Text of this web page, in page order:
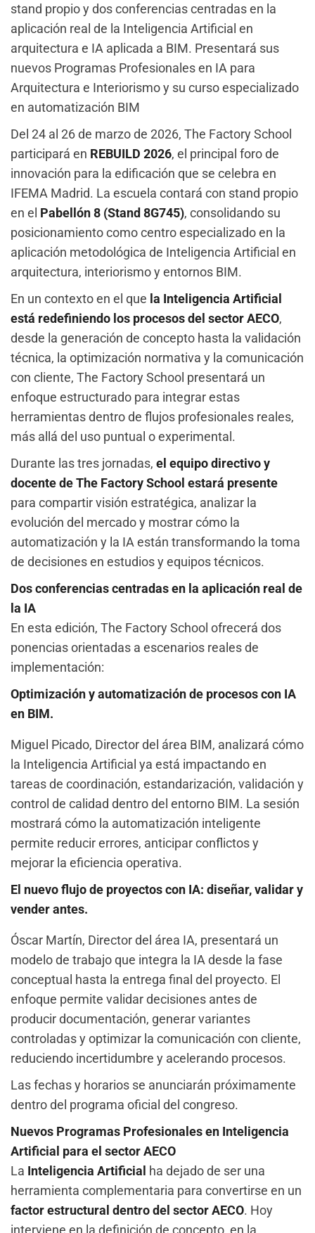
stand propio y dos conferencias centradas en la
aplicación real de la Inteligencia Artificial en
arquitectura e IA aplicada a BIM. Presentará sus
nuevos Programas Profesionales en IA para
Arquitectura e Interiorismo y su curso especializado
en automatización BIM
Del 24 al 26 de marzo de 2026, The Factory School
participará en REBUILD 2026, el principal foro de
innovación para la edificación que se celebra en
IFEMA Madrid. La escuela contará con stand propio
en el Pabellón 8 (Stand 8G745), consolidando su
posicionamiento como centro especializado en la
aplicación metodológica de Inteligencia Artificial en
arquitectura, interiorismo y entornos BIM.
En un contexto en el que la Inteligencia Artificial
está redefiniendo los procesos del sector AECO,
desde la generación de concepto hasta la validación
técnica, la optimización normativa y la comunicación
con cliente, The Factory School presentará un
enfoque estructurado para integrar estas
herramientas dentro de flujos profesionales reales,
más allá del uso puntual o experimental.
Durante las tres jornadas, el equipo directivo y
docente de The Factory School estará presente
para compartir visión estratégica, analizar la
evolución del mercado y mostrar cómo la
automatización y la IA están transformando la toma
de decisiones en estudios y equipos técnicos.
Dos conferencias centradas en la aplicación real de
la IA
En esta edición, The Factory School ofrecerá dos
ponencias orientadas a escenarios reales de
implementación:
Optimización y automatización de procesos con IA
en BIM.
Miguel Picado, Director del área BIM, analizará cómo
la Inteligencia Artificial ya está impactando en
tareas de coordinación, estandarización, validación y
control de calidad dentro del entorno BIM. La sesión
mostrará cómo la automatización inteligente
permite reducir errores, anticipar conflictos y
mejorar la eficiencia operativa.
El nuevo flujo de proyectos con IA: diseñar, validar y
vender antes.
Óscar Martín, Director del área IA, presentará un
modelo de trabajo que integra la IA desde la fase
conceptual hasta la entrega final del proyecto. El
enfoque permite validar decisiones antes de
producir documentación, generar variantes
controladas y optimizar la comunicación con cliente,
reduciendo incertidumbre y acelerando procesos.
Las fechas y horarios se anunciarán próximamente
dentro del programa oficial del congreso.
Nuevos Programas Profesionales en Inteligencia
Artificial para el sector AECO
La Inteligencia Artificial ha dejado de ser una
herramienta complementaria para convertirse en un
factor estructural dentro del sector AECO. Hoy
interviene en la definición de concepto, en la